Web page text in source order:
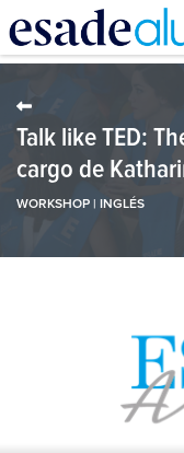
Pasar
contenido
principal
Talk like TED:
cargo de
WORKSHOP | INGLÉS